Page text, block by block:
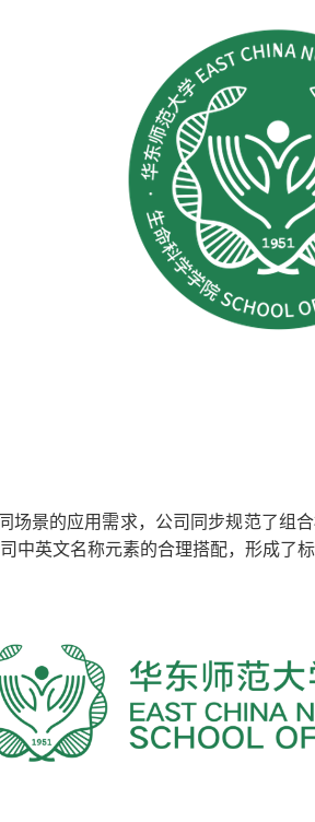
场景的应用需求，公司同步规范了组
中英文名称元素的合理搭配，形成了标